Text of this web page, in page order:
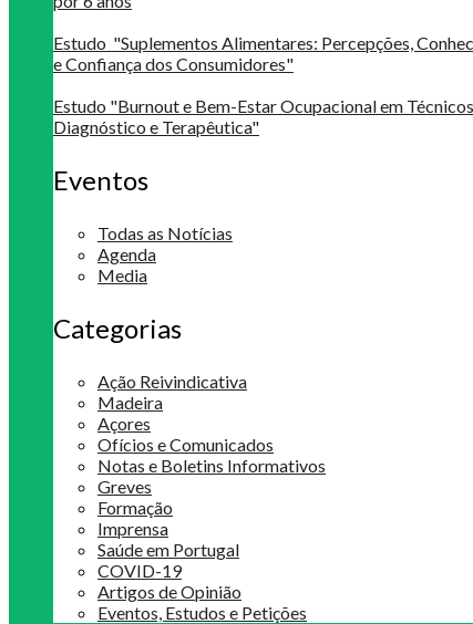
Estudo "Suplementos Alimentares: Percepções,
e Confiança dos Consumidores"
Estudo "Burnout e Bem-Estar Ocupacional em
Diagnóstico e Terapêutica"
Eventos
Todas as Notícias
Agenda
Media
Categorias
Ação Reivindicativa
Madeira
Açores
Ofícios e Comunicados
Notas e Boletins Informativos
Greves
Formação
Imprensa
Saúde em Portugal
COVID-19
Artigos de Opinião
Eventos, Estudos e Petições